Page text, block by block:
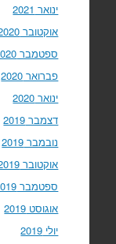
ינואר 2021
אוקטובר 2020
ספטמבר 2020
פברואר 2020
ינואר 2020
דצמבר 2019
נובמבר 2019
אוקטובר 2019
ספטמבר 2019
אוגוסט 2019
יולי 2019